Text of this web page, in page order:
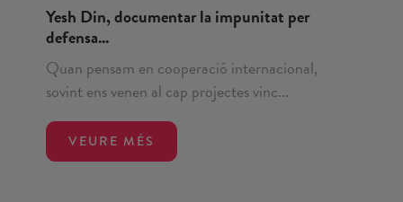
Yesh Din, documentar la impunitat per
defensa...
Quan pensam en cooperació internacional,
sovint ens venen al cap projectes vinc...
VEURE MÉS